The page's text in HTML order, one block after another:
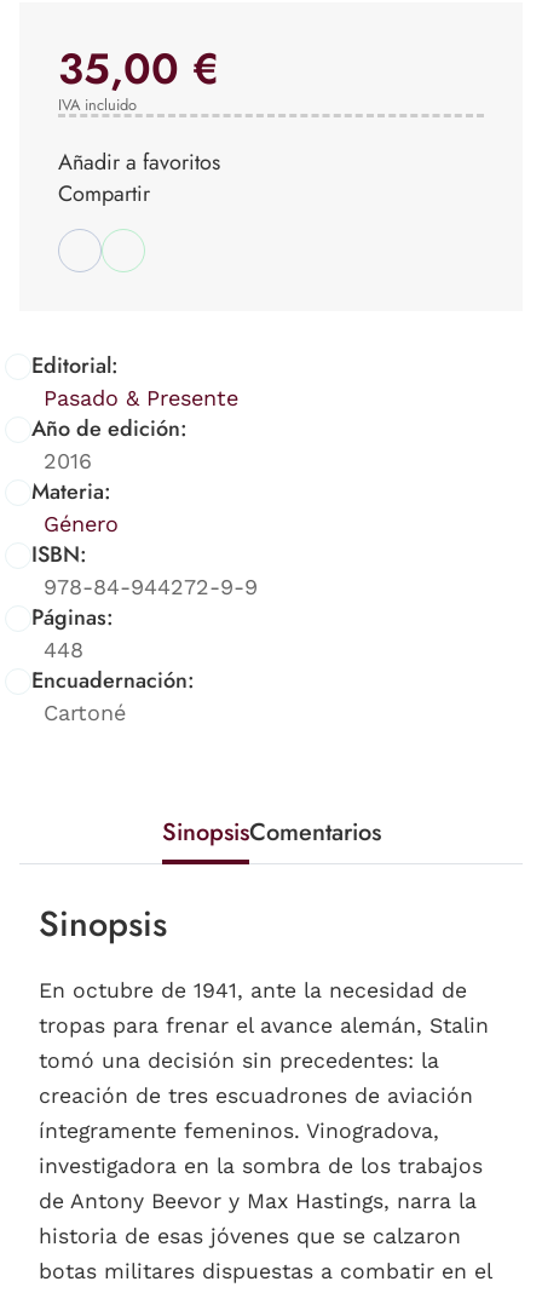
Editorial:
Pasado & Presente
Año de edición:
2016
Materia:
Género
ISBN:
978-84-944272-9-9
Páginas:
448
Encuadernación:
Cartoné
35,00 €
IVA incluido
Añadir a favoritos
Compartir
SinopsisComentarios
Sinopsis
En octubre de 1941, ante la necesidad de
tropas para frenar el avance alemán, Stalin
tomó una decisión sin precedentes: la
creación de tres escuadrones de aviación
íntegramente femeninos. Vinogradova,
investigadora en la sombra de los trabajos
de Antony Beevor y Max Hastings, narra la
historia de esas jóvenes que se calzaron
botas militares dispuestas a combatir en el